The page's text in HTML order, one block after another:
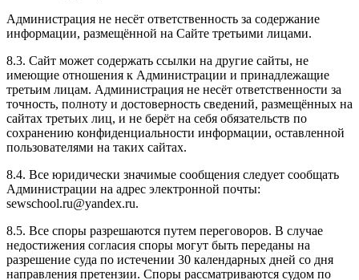
Администрация не несёт ответственность за содержание
информации, размещённой на Сайте третьими лицами.
8.3. Сайт может содержать ссылки на другие сайты, не
имеющие отношения к Администрации и принадлежащие
третьим лицам. Администрация не несёт ответственности за
точность, полноту и достоверность сведений, размещённых на
сайтах третьих лиц, и не берёт на себя обязательств по
сохранению конфиденциальности информации, оставленной
пользователями на таких сайтах.
8.4. Все юридически значимые сообщения следует сообщать
Администрации на адрес электронной почты:
sewschool.ru@yandex.ru.
8.5. Все споры разрешаются путем переговоров. В случае
недостижения согласия споры могут быть переданы на
разрешение суда по истечении 30 календарных дней со дня
направления претензии. Споры рассматриваются судом по